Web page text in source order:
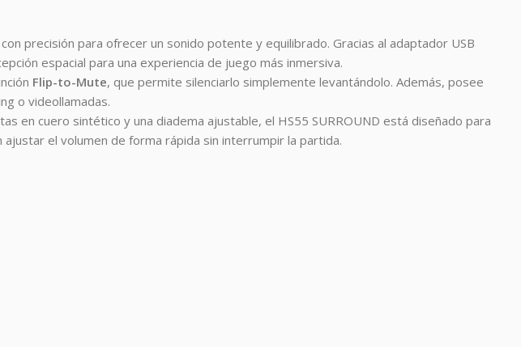
precisión para ofrecer un sonido potente y equilibrado. Gracias al adaptador USB
espacial para una experiencia de juego más inmersiva.
Flip-to-Mute, que permite silenciarlo simplemente levantándolo. Además, posee
o videollamadas.
en cuero sintético y una diadema ajustable, el HS55 SURROUND está diseñado para
el volumen de forma rápida sin interrumpir la partida.